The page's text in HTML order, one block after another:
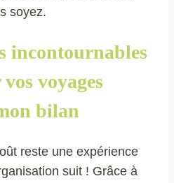
soyez.
incontournables
voyages
bilan
reste une expérience
suit ! Grâce à